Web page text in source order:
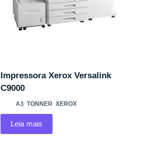
Impressora Xerox Versalink
C9000
A3 ,TONNER ,XEROX
Leia mais